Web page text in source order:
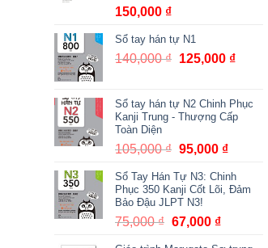
150,000 ₫
Sổ tay hán tự N1
140,000₫ Giá
140,000 ₫.
125,000 ₫Giá
là:
Sổ tay hán tự N2 Chinh Phục
Kanji Trung - Thượng Cấp
Toàn Diện
105,000₫ Giá
là:
105,000 ₫.
95,000 ₫Giá
tại
Sổ Tay Hán Tự N3: Chinh
Phục 350 Kanji Cốt Lõi, Đảm
Bảo Đậu JLPT N3!
75,000₫ Giá
67,000 ₫Giá